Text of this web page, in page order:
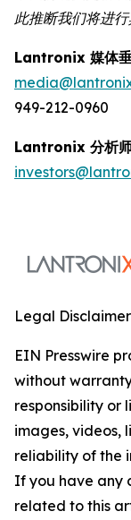
此推断我们将进行
Lantronix 媒体垂
949-212-0960
Lantronix 分析师
Legal
EIN Presswire
without
responsibility or
images, videos,
reliability of the
If you have any
related to this